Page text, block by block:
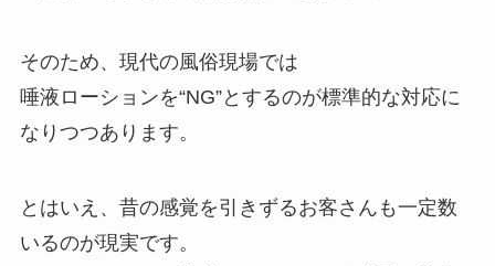
そのため、現代の風俗現場では
唾液ローションを“NG”とするのが標準的な対応に
なりつつあります。
とはいえ、昔の感覚を引きずるお客さんも一定数
いるのが現実です。